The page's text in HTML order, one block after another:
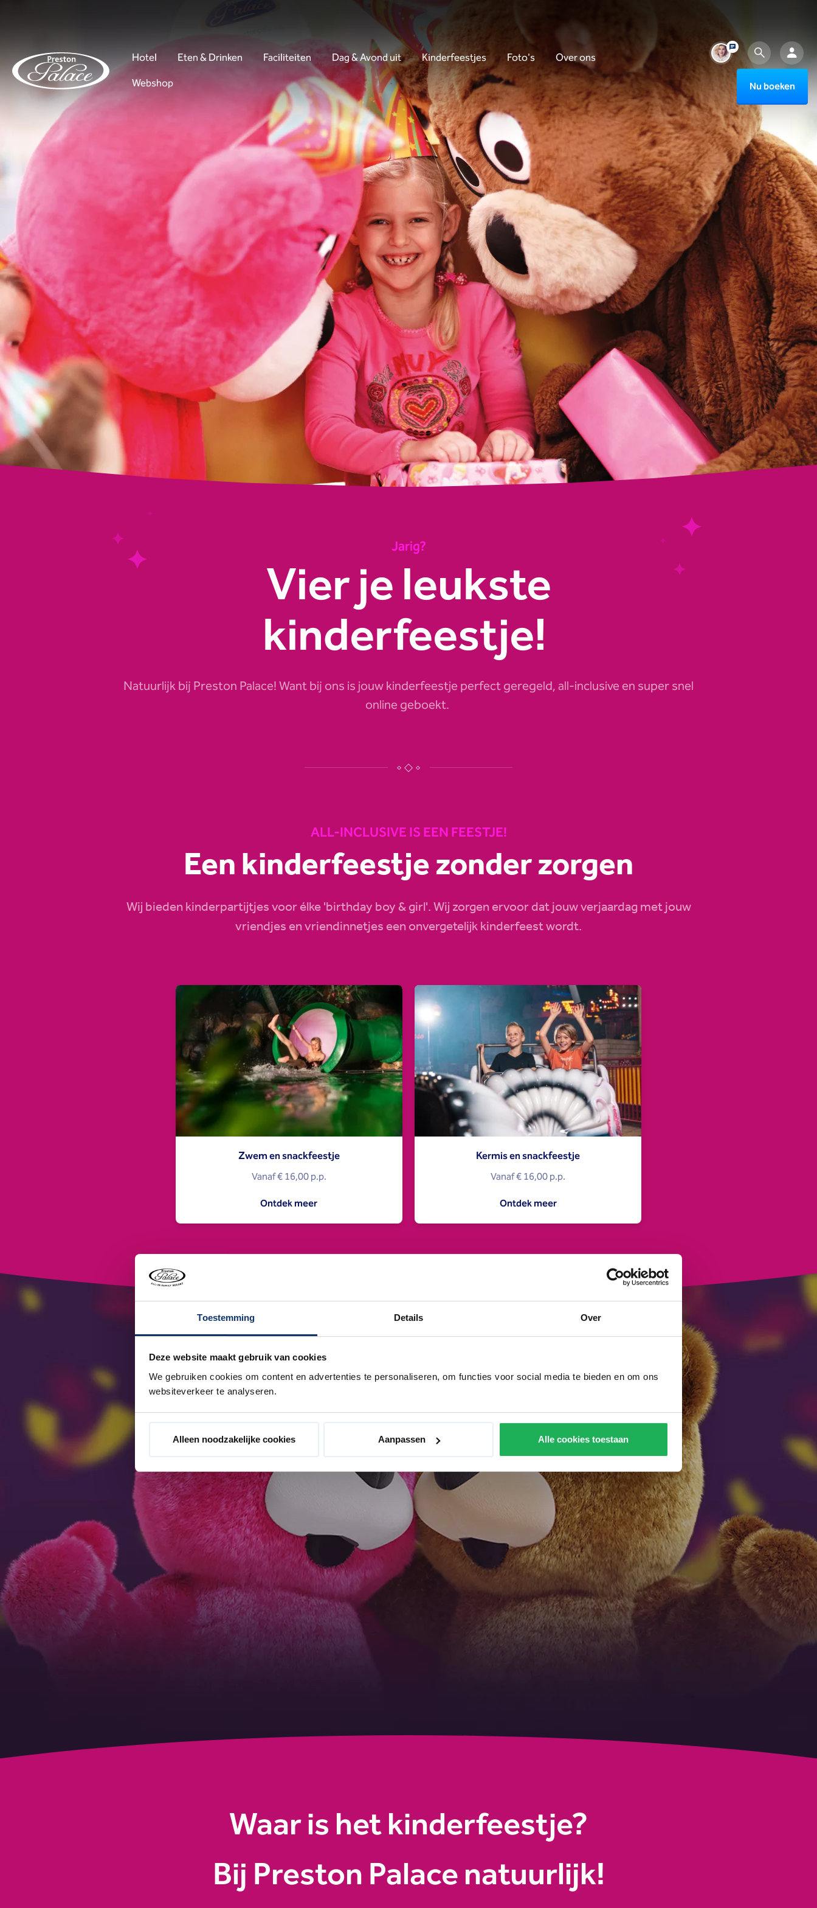
Toestemming Details Over
Deze website maakt gebruik van cookies
We gebruiken cookies om content en advertenties te personaliseren, om functies voor social media te bieden en om ons
websiteverkeer te analyseren.
Alleen noodzakelijke cookies Aanpassen Alle cookies toestaan
Hotel Eten & Drinken Faciliteiten Dag & Avond uit Kinderfeestjes Foto's
Over ons
Webshop
Nu boeken
Jarig?
Vier je leukste
kinderfeestje!
Natuurlijk bij Preston Palace! Want bij ons is jouw kinderfeestje perfect geregeld, all-inclusive en super snel
online geboekt.
ALL-INCLUSIVE IS EEN FEESTJE!
Een kinderfeestje zonder zorgen
Wij bieden kinderpartijtjes voor élke 'birthday boy & girl'. Wij zorgen ervoor dat jouw verjaardag met jouw
vriendjes en vriendinnetjes een onvergetelijk kinderfeest wordt.
Zwem en snackfeestje
Vanaf € 16,00 p.p.
Ontdek meer
Kermis en snackfeestje
Vanaf € 16,00 p.p.
Ontdek meer
Waar is het kinderfeestje?
Bij Preston Palace natuurlijk!